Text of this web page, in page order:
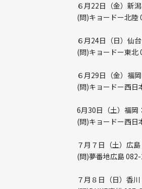
６月22日（金）新
(問)キョードー北
６月24日（日）仙
(問)キョードー東
６月29日（金）福
(問)キョードー西
6月30日（土）福岡
(問)キョードー西
７月７日（土）広
(問)夢番地広島
７月８日（日）香